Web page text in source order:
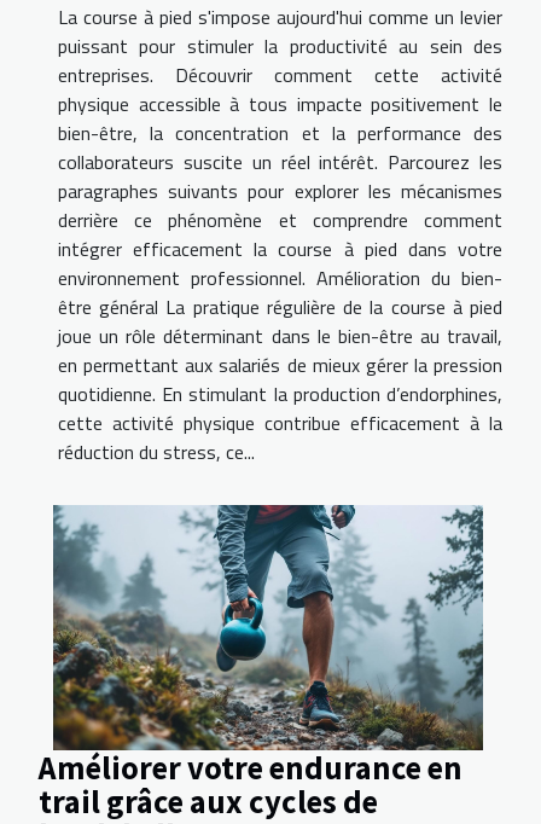
La course à pied s'impose aujourd'hui comme un levier
puissant pour stimuler la productivité au sein des
entreprises. Découvrir comment cette activité
physique accessible à tous impacte positivement le
bien-être, la concentration et la performance des
collaborateurs suscite un réel intérêt. Parcourez les
paragraphes suivants pour explorer les mécanismes
derrière ce phénomène et comprendre comment
intégrer efficacement la course à pied dans votre
environnement professionnel. Amélioration du bien-
être général La pratique régulière de la course à pied
joue un rôle déterminant dans le bien-être au travail,
en permettant aux salariés de mieux gérer la pression
quotidienne. En stimulant la production d’endorphines,
cette activité physique contribue efficacement à la
réduction du stress, ce...
Améliorer votre endurance en
trail grâce aux cycles de